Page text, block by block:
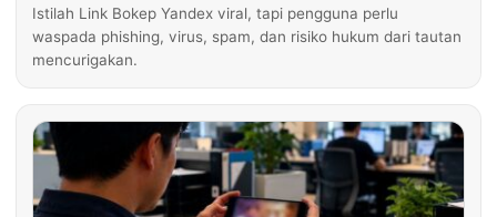
Istilah Link Bokep Yandex viral, tapi pengguna perlu
waspada phishing, virus, spam, dan risiko hukum dari tautan
mencurigakan.